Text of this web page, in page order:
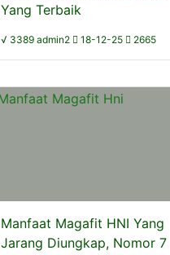
Yang Terbaik
√ 3389 admin2 18-12-25 2665
Manfaat Magafit HNI Yang
Jarang Diungkap, Nomor 7